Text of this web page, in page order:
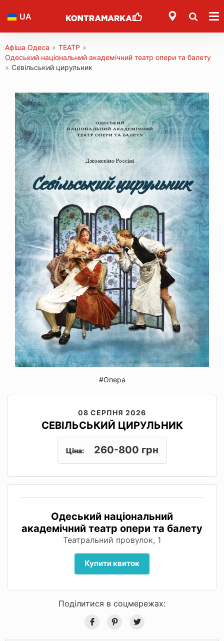
UA
Афіша Одеса » ТЕАТР »
Одеський національний академічний театр опери та балету
» Севільський цирульник
#Опера
08 СЕРПНЯ 2026
СЕВІЛЬСЬКИЙ ЦИРУЛЬНИК
Ціна: 260-800 грн
Одеський національний
академічний театр опери та балету
Театральний провулок, 1
Купити квиток
Поділитися в соцмережах: